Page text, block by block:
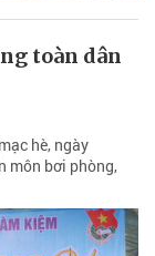
toàn dân
hè, ngày
môn bơi phòng,